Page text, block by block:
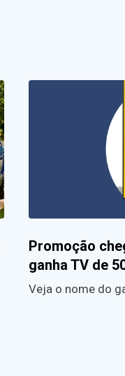
Promoção
ganha TV de
Veja o nome do